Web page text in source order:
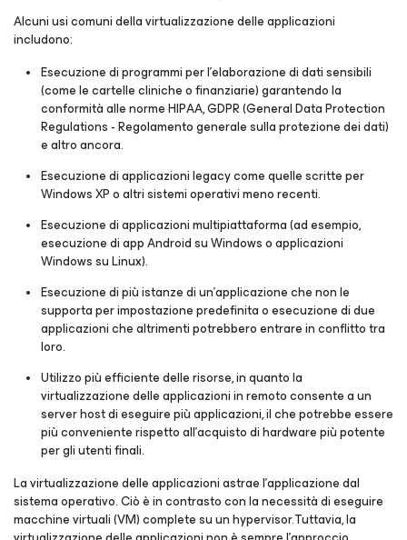
Alcuni usi comuni della virtualizzazione delle applicazioni
includono:
Esecuzione di programmi per l'elaborazione di dati sensibili
(come le cartelle cliniche o finanziarie) garantendo la
conformità alle norme HIPAA, GDPR (General Data Protection
Regulations - Regolamento generale sulla protezione dei dati)
e altro ancora.
Esecuzione di applicazioni legacy come quelle scritte per
Windows XP o altri sistemi operativi meno recenti.
Esecuzione di applicazioni multipiattaforma (ad esempio,
esecuzione di app Android su Windows o applicazioni
Windows su Linux).
Esecuzione di più istanze di un'applicazione che non le
supporta per impostazione predefinita o esecuzione di due
applicazioni che altrimenti potrebbero entrare in conflitto tra
loro.
Utilizzo più efficiente delle risorse, in quanto la
virtualizzazione delle applicazioni in remoto consente a un
server host di eseguire più applicazioni, il che potrebbe essere
più conveniente rispetto all'acquisto di hardware più potente
per gli utenti finali.
La virtualizzazione delle applicazioni astrae l'applicazione dal
sistema operativo. Ciò è in contrasto con la necessità di eseguire
macchine virtuali (VM) complete su un hypervisor. Tuttavia, la